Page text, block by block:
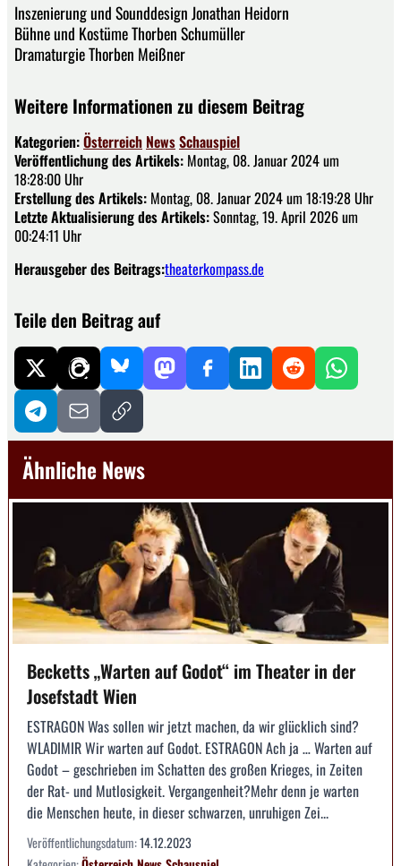
Inszenierung und Sounddesign Jonathan Heidorn
Bühne und Kostüme Thorben Schumüller
Dramaturgie Thorben Meißner
Weitere Informationen zu diesem Beitrag
Kategorien:Österreich NewsSchauspiel
Veröffentlichung des Artikels: Montag, 08. Januar 2024 um
18:28:00 Uhr
Erstellung des Artikels: Montag, 08. Januar 2024 um 18:19:28 Uhr
Letzte Aktualisierung des Artikels:Sonntag, 19. April 2026 um
00:24:11 Uhr
Herausgeber des Beitrags:theaterkompass.de
Teile den Beitrag auf
Ähnliche News
Becketts „Warten auf Godot“ im Theater in der
Josefstadt Wien
ESTRAGON Was sollen wir jetzt machen, da wir glücklich sind?
WLADIMIR Wir warten auf Godot. ESTRAGON Ach ja … Warten auf
Godot – geschrieben im Schatten des großen Krieges, in Zeiten
der Rat- und Mutlosigkeit. Vergangenheit?Mehr denn je warten
die Menschen heute, in dieser schwarzen, unruhigen Zei...
Veröffentlichungsdatum:14.12.2023